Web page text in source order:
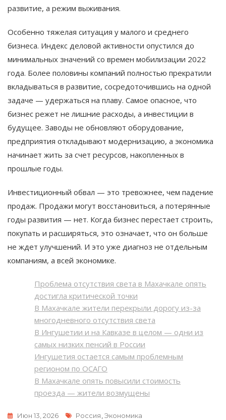
развитие, а режим выживания.
Особенно тяжелая ситуация у малого и среднего
бизнеса. Индекс деловой активности опустился до
минимальных значений со времен мобилизации 2022
года. Более половины компаний полностью прекратили
вкладываться в развитие, сосредоточившись на одной
задаче — удержаться на плаву. Самое опасное, что
бизнес режет не лишние расходы, а инвестиции в
будущее. Заводы не обновляют оборудование,
предприятия откладывают модернизацию, а экономика
начинает жить за счет ресурсов, накопленных в
прошлые годы.
Инвестиционный обвал — это тревожнее, чем падение
продаж. Продажи могут восстановиться, а потерянные
годы развития — нет. Когда бизнес перестает строить,
покупать и расширяться, это означает, что он больше
не ждет улучшений. И это уже диагноз не отдельным
компаниям, а всей экономике.
Проблема отсутствия света в Махачкале опять
достигла критической точки
В Махачкале жители перекрыли дорогу из-за
многодневного отсутствия света
В Ингушетии и на Кавказе в целом — одни из
самых низких пенсий в России
Ингушетия остается самым проблемным
регионом по ОСАГО
В Махачкале опять повысили стоимость
проезда — жители возмущены
Июн 13, 2026 Метки
Россия Экономика